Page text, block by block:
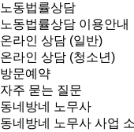
노동법률상담
노동법률상담 이용안내
온라인 상담 (일반)
온라인 상담 (청소년)
방문예약
자주 묻는 질문
동네방네 노무사
동네방네 노무사 사업